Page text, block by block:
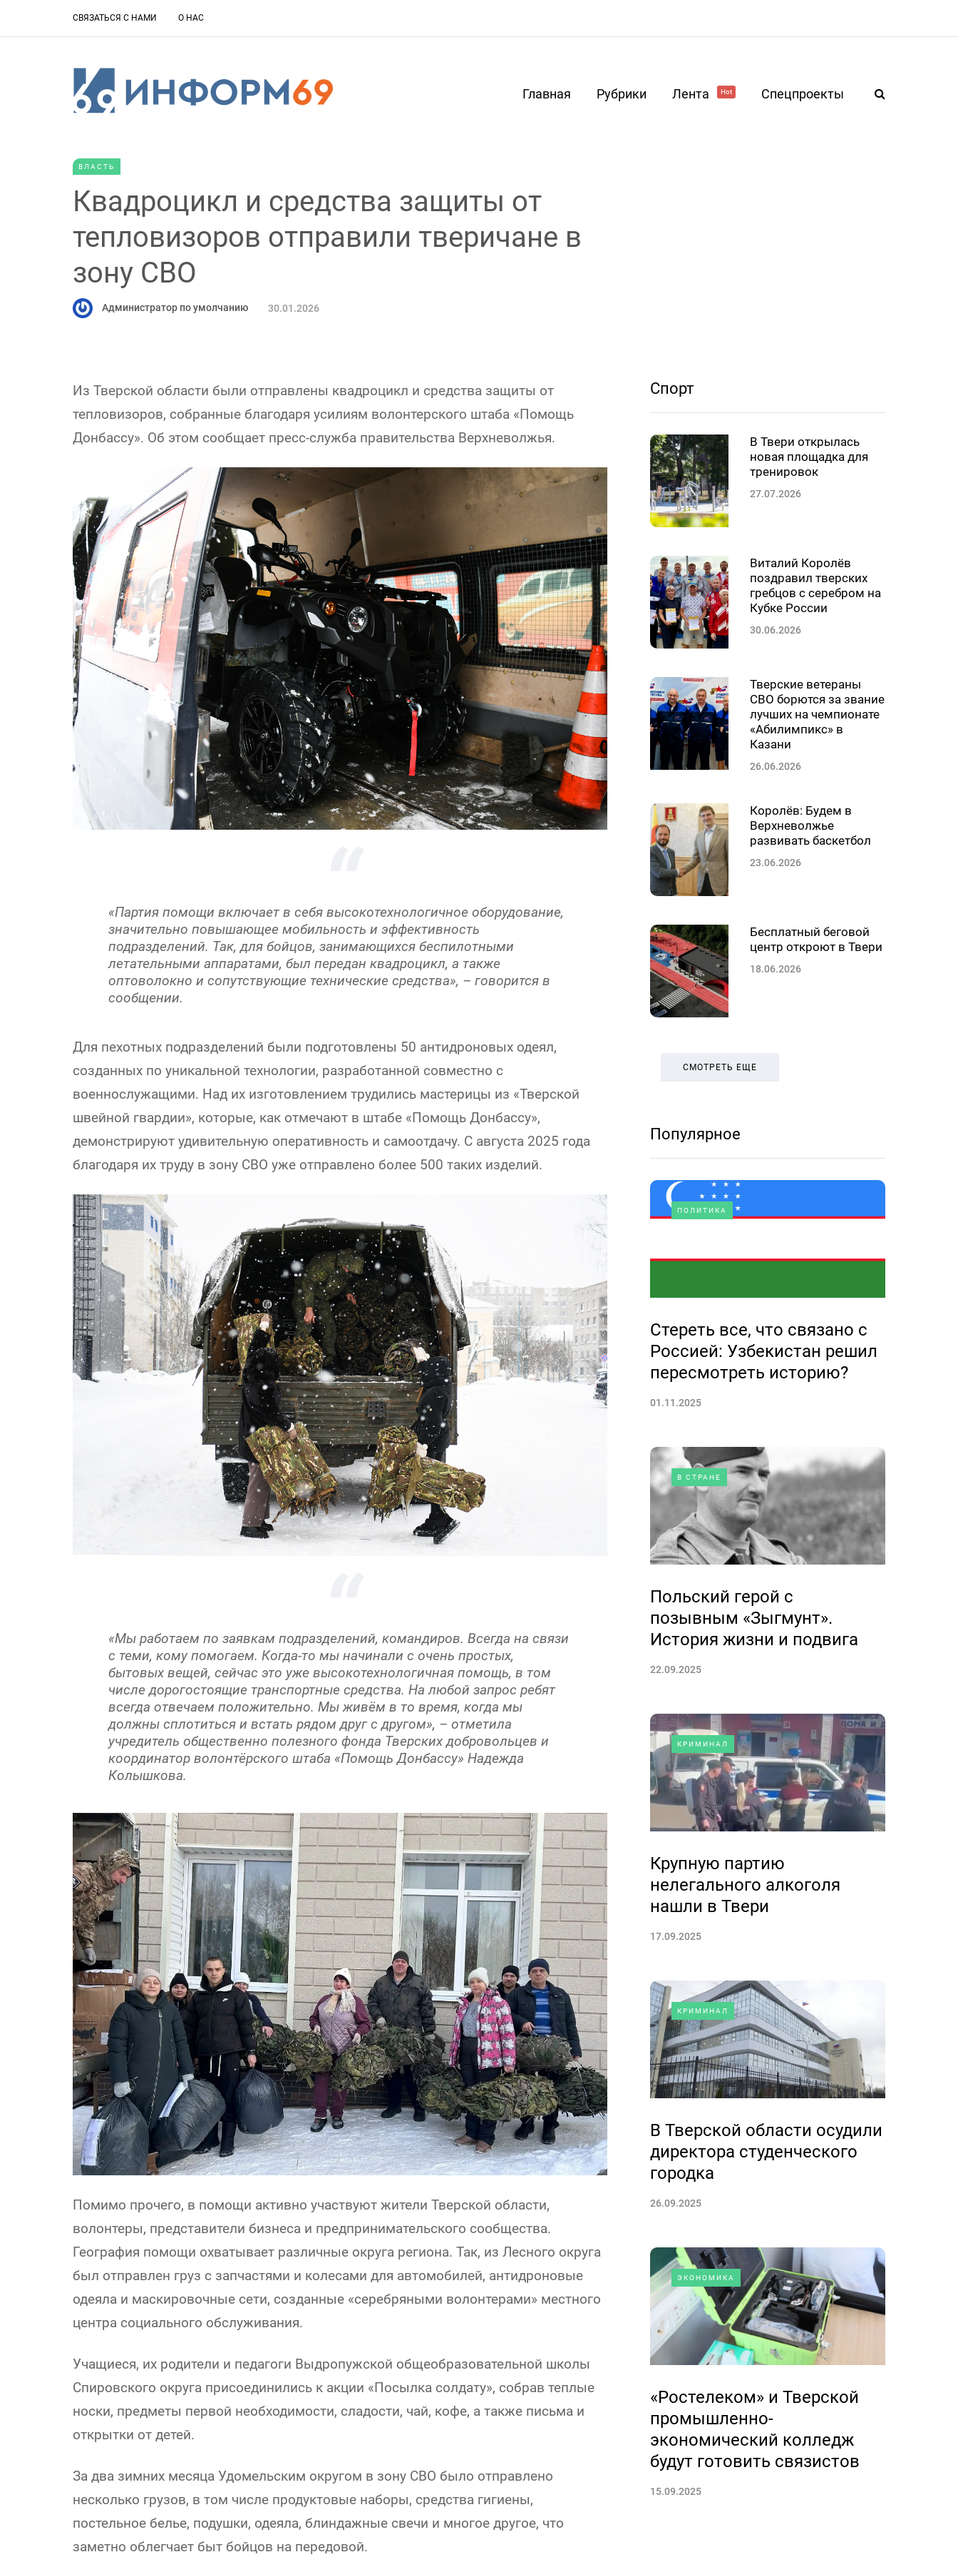
СВЯЗАТЬСЯ С НАМИ О НАС
Главная Рубрики Лента Hot Спецпроекты
ВЛАСТЬ
Квадроцикл и средства защиты от
тепловизоров отправили тверичане в
зону СВО
Администратор по умолчанию 30.01.2026
Из Тверской области были отправлены квадроцикл и средства защиты от
тепловизоров, собранные благодаря усилиям волонтерского штаба «Помощь
Донбассу». Об этом сообщает пресс-служба правительства Верхневолжья.
«Партия помощи включает в себя высокотехнологичное оборудование,
значительно повышающее мобильность и эффективность
подразделений. Так, для бойцов, занимающихся беспилотными
летательными аппаратами, был передан квадроцикл, а также
оптоволокно и сопутствующие технические средства», – говорится в
сообщении.
Для пехотных подразделений были подготовлены 50 антидроновых одеял,
созданных по уникальной технологии, разработанной совместно с
военнослужащими. Над их изготовлением трудились мастерицы из «Тверской
швейной гвардии», которые, как отмечают в штабе «Помощь Донбассу»,
демонстрируют удивительную оперативность и самоотдачу. С августа 2025 года
благодаря их труду в зону СВО уже отправлено более 500 таких изделий.
«Мы работаем по заявкам подразделений, командиров. Всегда на связи
с теми, кому помогаем. Когда-то мы начинали с очень простых,
бытовых вещей, сейчас это уже высокотехнологичная помощь, в том
числе дорогостоящие транспортные средства. На любой запрос ребят
всегда отвечаем положительно. Мы живём в то время, когда мы
должны сплотиться и встать рядом друг с другом», – отметила
учредитель общественно полезного фонда Тверских добровольцев и
координатор волонтёрского штаба «Помощь Донбассу» Надежда
Колышкова.
Помимо прочего, в помощи активно участвуют жители Тверской области,
волонтеры, представители бизнеса и предпринимательского сообщества.
География помощи охватывает различные округа региона. Так, из Лесного округа
был отправлен груз с запчастями и колесами для автомобилей, антидроновые
одеяла и маскировочные сети, созданные «серебряными волонтерами» местного
центра социального обслуживания.
Учащиеся, их родители и педагоги Выдропужской общеобразовательной школы
Спировского округа присоединились к акции «Посылка солдату», собрав теплые
носки, предметы первой необходимости, сладости, чай, кофе, а также письма и
открытки от детей.
За два зимних месяца Удомельским округом в зону СВО было отправлено
несколько грузов, в том числе продуктовые наборы, средства гигиены,
постельное белье, подушки, одеяла, блиндажные свечи и многое другое, что
заметно облегчает быт бойцов на передовой.
Спорт
В Твери открылась
новая площадка для
тренировок
27.07.2026
Виталий Королёв
поздравил тверских
гребцов с серебром на
Кубке России
30.06.2026
Тверские ветераны
СВО борются за звание
лучших на чемпионате
«Абилимпикс» в
Казани
26.06.2026
Королёв: Будем в
Верхневолжье
развивать баскетбол
23.06.2026
Бесплатный беговой
центр откроют в Твери
18.06.2026
СМОТРЕТЬ ЕЩЕ
Популярное
ПОЛИТИКА
Стереть все, что связано с
Россией: Узбекистан решил
пересмотреть историю?
01.11.2025
В СТРАНЕ
Польский герой с
позывным «Зыгмунт».
История жизни и подвига
22.09.2025
КРИМИНАЛ
Крупную партию
нелегального алкоголя
нашли в Твери
17.09.2025
КРИМИНАЛ
В Тверской области осудили
директора студенческого
городка
26.09.2025
ЭКОНОМИКА
«Ростелеком» и Тверской
промышленно-
экономический колледж
будут готовить связистов
15.09.2025